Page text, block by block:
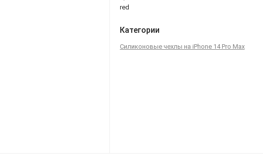
red
Категории
Силиконовые чехлы на iPhone 14 Pro Max